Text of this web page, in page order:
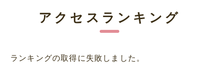
アクセスランキング
ランキングの取得に失敗しました。